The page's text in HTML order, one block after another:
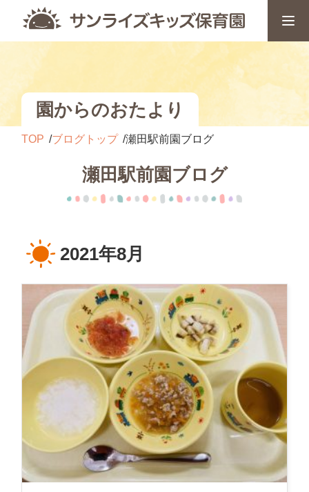
園からのおたより
TOP ブログトップ 瀬田駅前園ブログ
瀬田駅前園ブログ
2021年8月